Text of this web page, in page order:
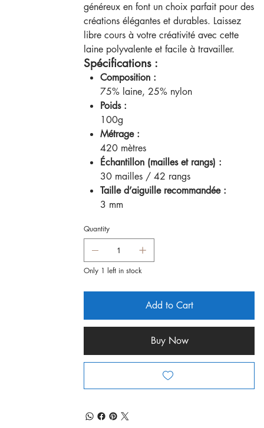
généreux en font un choix parfait pour des
créations élégantes et durables. Laissez
libre cours à votre créativité avec cette
laine polyvalente et facile à travailler.
Spécifications :
Composition :
75% laine, 25% nylon
Poids :
100g
Métrage :
420 mètres
Échantillon (mailles et rangs) :
30 mailles / 42 rangs
Taille d’aiguille recommandée :
3 mm
Quantity
Only 1 left in stock
Add to Cart
Buy Now